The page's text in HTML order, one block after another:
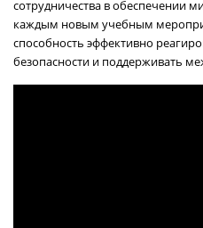
сотрудничества в обеспечении
каждым новым учебным
способность эффективно
безопасности и поддерживать